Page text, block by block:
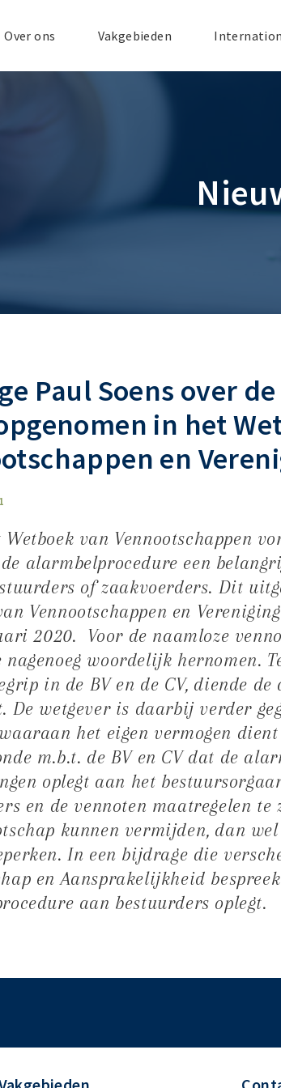
Over ons Vakgebieden
Paul Soens over
in het
en
Wetboek van Vennootschappen
alarmbelprocedure een
of zaakvoerders. Dit
Vennootschappen en
2020. Voor de naamloze
nagenoeg woordelijk hernomen.
in de BV en de CV, diende
De wetgever is daarbij verder
het eigen vermogen
m.b.t. de BV en CV dat de
oplegt aan het
en de vennoten maatregelen
kunnen vermijden, dan
In een bijdrage die
en Aansprakelijkheid
aan bestuurders oplegt.